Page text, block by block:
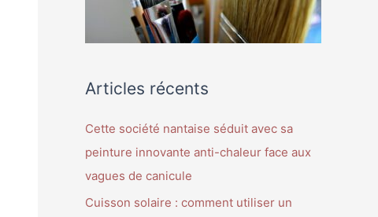
Articles récents
Cette société nantaise séduit avec sa
peinture innovante anti-chaleur face aux
vagues de canicule
Cuisson solaire : comment utiliser un